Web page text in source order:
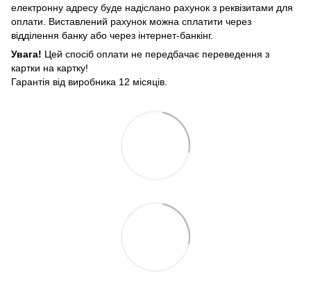
електронну адресу буде надіслано рахунок з реквізитами для
оплати. Виставлений рахунок можна сплатити через
відділення банку або через інтернет-банкінг.
Увага! Цей спосіб оплати не передбачає переведення з
картки на картку!
Гарантія від виробника 12 місяців.